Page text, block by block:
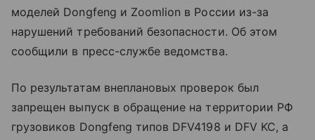
моделей Dongfeng и Zoomlion в России из-за
нарушений требований безопасности. Об этом
сообщили в пресс-службе ведомства.
По результатам внеплановых проверок был
запрещен выпуск в обращение на территории РФ
грузовиков Dongfeng типов DFV4198 и DFV KC, а